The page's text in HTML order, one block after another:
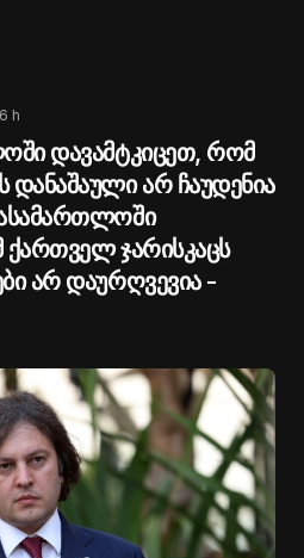
6 h
დავამტკიცეთ, რომ
არ ჩაუდენია
ჯარისკაცს
არ დაურღვევია -